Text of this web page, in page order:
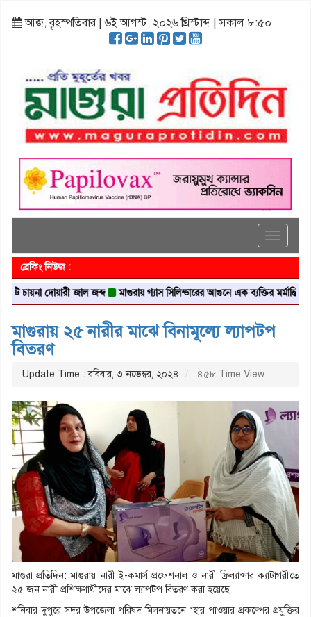
আজ, বৃহস্পতিবার | ৬ই আগস্ট, ২০২৬ খ্রিস্টাব্দ | সকাল ৮:৫০
Toggle
ব্রেকিং নিউজ :
দোয়ারী জাল জব্দ মাগুরায় গ্যাস সিলিন্ডারের আগুনে এক ব্যক্তির মর্মান্তিক মৃত্যু
মাগুরায় ২৫ নারীর মাঝে বিনামূল্যে ল্যাপটপ
বিতরণ
Update Time : রবিবার, ৩ নভেম্বর, ২০২৪ ৪৫৮ Time View
মাগুরা প্রতিদিন: মাগুরায় নারী ই-কমার্স প্রফেশনাল ও নারী ফ্রিল্যান্সার ক্যাটাগরীতে
২৫ জন নারী প্রশিক্ষণার্থীদের মাঝে ল্যাপটপ বিতরণ করা হয়েছে।
শনিবার দুপুরে সদর উপজেলা পরিষদ মিলনায়তনে ‘হার পাওয়ার প্রকল্পের প্রযুক্তির